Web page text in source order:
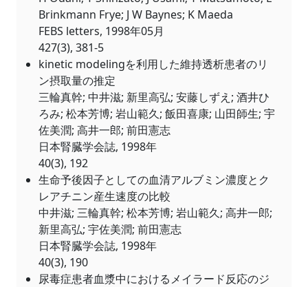
Brinkmann Frye; J W Baynes; K Maeda
FEBS letters, 1998年05月
427(3), 381-5
kinetic modelingを利用した維持透析患者のリ
ン摂取量の推定
三輪真幹; 中井滋; 新里高弘; 安藤しずえ; 酒井ひ
ろみ; 松本芳博; 岩山範久; 飯田喜康; 山田師生; 宇
佐美潤; 高井一郎; 前田憲志
日本腎臓学会誌, 1998年
40(3), 192
生命予後因子としての血清アルブミン濃度とク
レアチニン産生速度の比較
中井滋; 三輪真幹; 松本芳博; 岩山範久; 高井一郎;
新里高弘; 宇佐美潤; 前田憲志
日本腎臓学会誌, 1998年
40(3), 190
尿毒症患者血漿中におけるメイラード反応のジ